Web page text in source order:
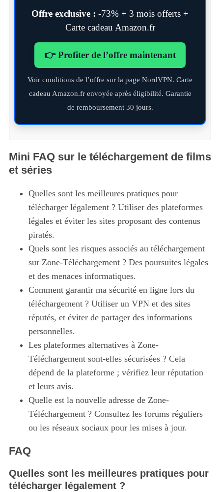
Offre exclusive : -73% + 3 mois offerts +
Carte cadeau Amazon.fr
👉 Profiter de l’offre maintenant
Voir conditions de l’offre sur la page NordVPN. Carte
cadeau Amazon.fr envoyée après éligibilité. Garantie
de remboursement 30 jours.
Mini FAQ sur le téléchargement de films
et séries
Quelles sont les meilleures pratiques pour
télécharger légalement ? Utiliser des plateformes
légales et éviter les sites proposant des contenus
piratés.
Quels sont les risques associés au téléchargement
sur Zone-Téléchargement ? Des poursuites légales
et des menaces informatiques.
Comment garantir ma sécurité en ligne lors du
téléchargement ? Utiliser un VPN et des sites
réputés, et éviter de partager des informations
personnelles.
Les plateformes alternatives à Zone-
Téléchargement sont-elles sécurisées ? Cela
dépend de la plateforme ; vérifiez leur réputation
et leurs avis.
Quelle est la nouvelle adresse de Zone-
Téléchargement ? Consultez les forums réguliers
ou les réseaux sociaux pour les mises à jour.
FAQ
Quelles sont les meilleures pratiques pour
télécharger légalement ?